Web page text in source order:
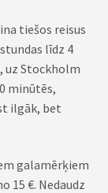
tiešos reisus
līdz 4
uz Stockholm
minūtēs,
ilgāk, bet
galamērķiem
15 €. Nedaudz